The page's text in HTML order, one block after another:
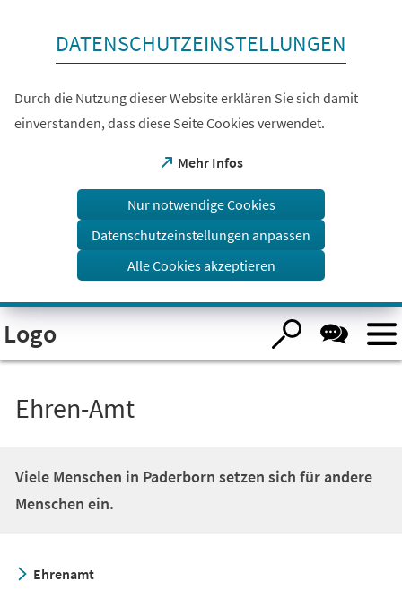
Visuelle
Assistenzsoftware
öffnen.
DATENSCHUTZEINSTELLUNGEN
Durch die Nutzung dieser Website erklären Sie sich damit
einverstanden, dass diese Seite Cookies verwendet.
Mehr Infos
(Öffnet
einem
Tab)
Nur notwendige Cookies
Datenschutzeinstellungen anpassen
Alle Cookies akzeptieren
Logo
Ehren-Amt
Viele Menschen in Paderborn setzen sich für andere
Menschen ein.
Ehrenamt